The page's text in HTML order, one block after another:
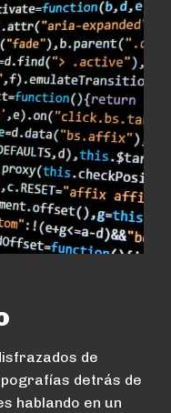
de
detrás de
hablando en un